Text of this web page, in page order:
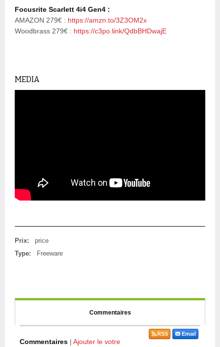
Focusrite Scarlett 4i4 Gen4 :
AMAZON 279€ : https://amzn.to/3Z3OM2x
Woodbrass 279€ : https://c3po.link/QdbBHDwajE
MEDIA
Prix:
price
Type:
Freeware
Commentaires
Commentaires | Ajouter le votre
Email
RSS